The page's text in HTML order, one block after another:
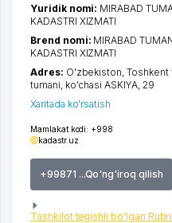
Mamlakat kodi: +998
kadastr.uz
+99871 ...Qo'ng'iroq qilish
Tashkilot tegishli bo'lgan
Yuridik nomi: MIRABAD
KADASTRI XIZMATI
Brend nomi: MIRABAD
KADASTRI XIZMATI
Adres: O'zbekiston,Toshkent
tumani, ko'chasi ASKIYA, 29
Xaritada ko'rsatish